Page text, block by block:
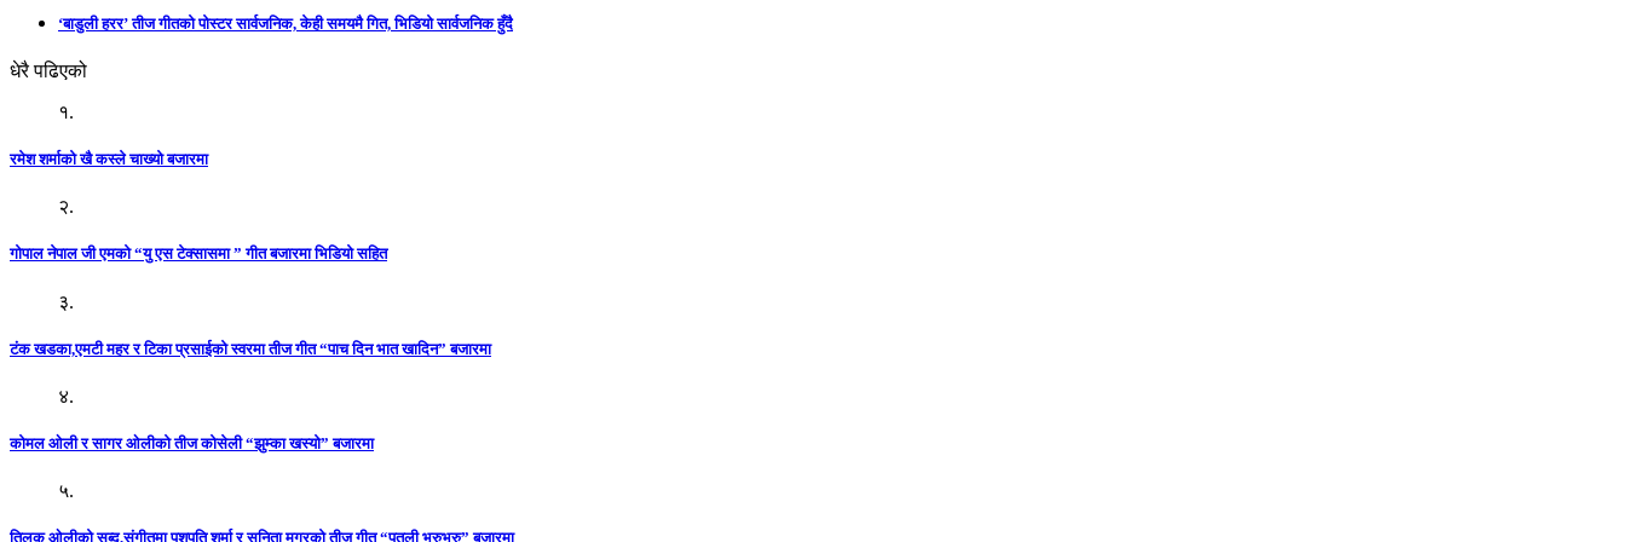
‘बाडुली हरर’ तीज गीतको पोस्टर सार्वजनिक, केही समयमै गित, भिडियो सार्वजनिक हुँदै
धेरै पढिएको
१.
रमेश शर्माको खै कस्ले चाख्यो बजारमा
२.
गोपाल नेपाल जी एमको “यु एस टेक्सासमा ” गीत बजारमा भिडियो सहित
३.
टंक खडका,एमटी महर र टिका प्रसाईको स्वरमा तीज गीत “पाच दिन भात खादिन” बजारमा
४.
कोमल ओली र सागर ओलीको तीज कोसेली “झुम्का खस्यो” बजारमा
५.
तिलक ओलीको सब्द,संगीतमा पशुपति शर्मा र सुनिता मगरको तीज गीत “पुतली भुरुभुरु” बजारमा